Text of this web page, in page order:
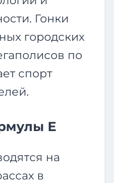
Гонки
городских
по
спорт
Е
на
в